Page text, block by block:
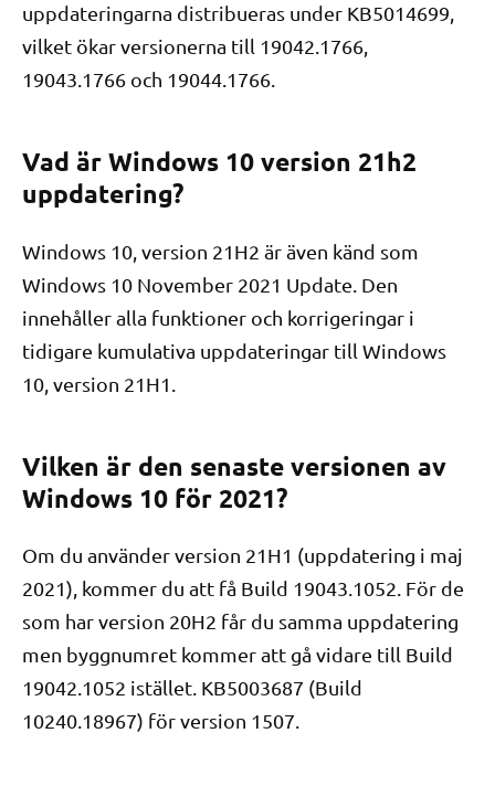
uppdateringarna distribueras under KB5014699,
vilket ökar versionerna till 19042.1766,
19043.1766 och 19044.1766.
Vad är Windows 10 version 21h2
uppdatering?
Windows 10, version 21H2 är även känd som
Windows 10 November 2021 Update. Den
innehåller alla funktioner och korrigeringar i
tidigare kumulativa uppdateringar till Windows
10, version 21H1.
Vilken är den senaste versionen av
Windows 10 för 2021?
Om du använder version 21H1 (uppdatering i maj
2021), kommer du att få Build 19043.1052. För de
som har version 20H2 får du samma uppdatering
men byggnumret kommer att gå vidare till Build
19042.1052 istället. KB5003687 (Build
10240.18967) för version 1507.